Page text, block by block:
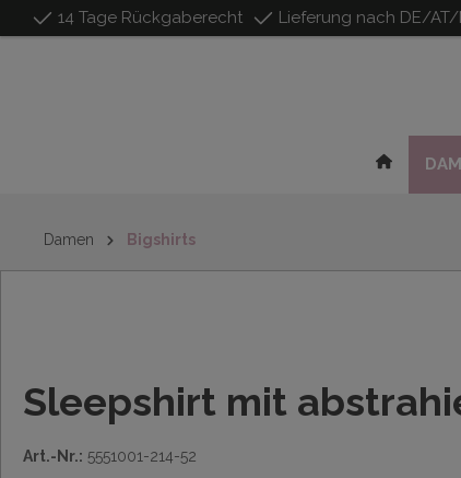
springen
14 Tage Rückgaberecht Lieferung nach DE/
Damen Bigshirts
Sleepshirt mit
Art.-Nr.: 5551001-214-52